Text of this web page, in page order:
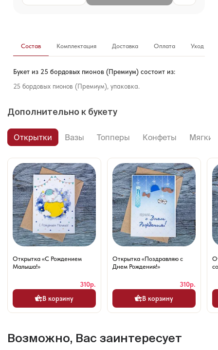
Состав Комплектация Доставка Оплата Уход за
Букет из 25 бордовых пионов (Премиум) состоит из:
25 бордовых пионов (Премиум), упаковка.
Дополнительно к букету
Открытки Вазы Топперы Конфеты
Открытка «С Рождением
Малыша!»
310р.
В корзину
Открытка «Поздравляю с
Днем Рождения!»
310р.
В корзину
Возможно, Вас заинтересует